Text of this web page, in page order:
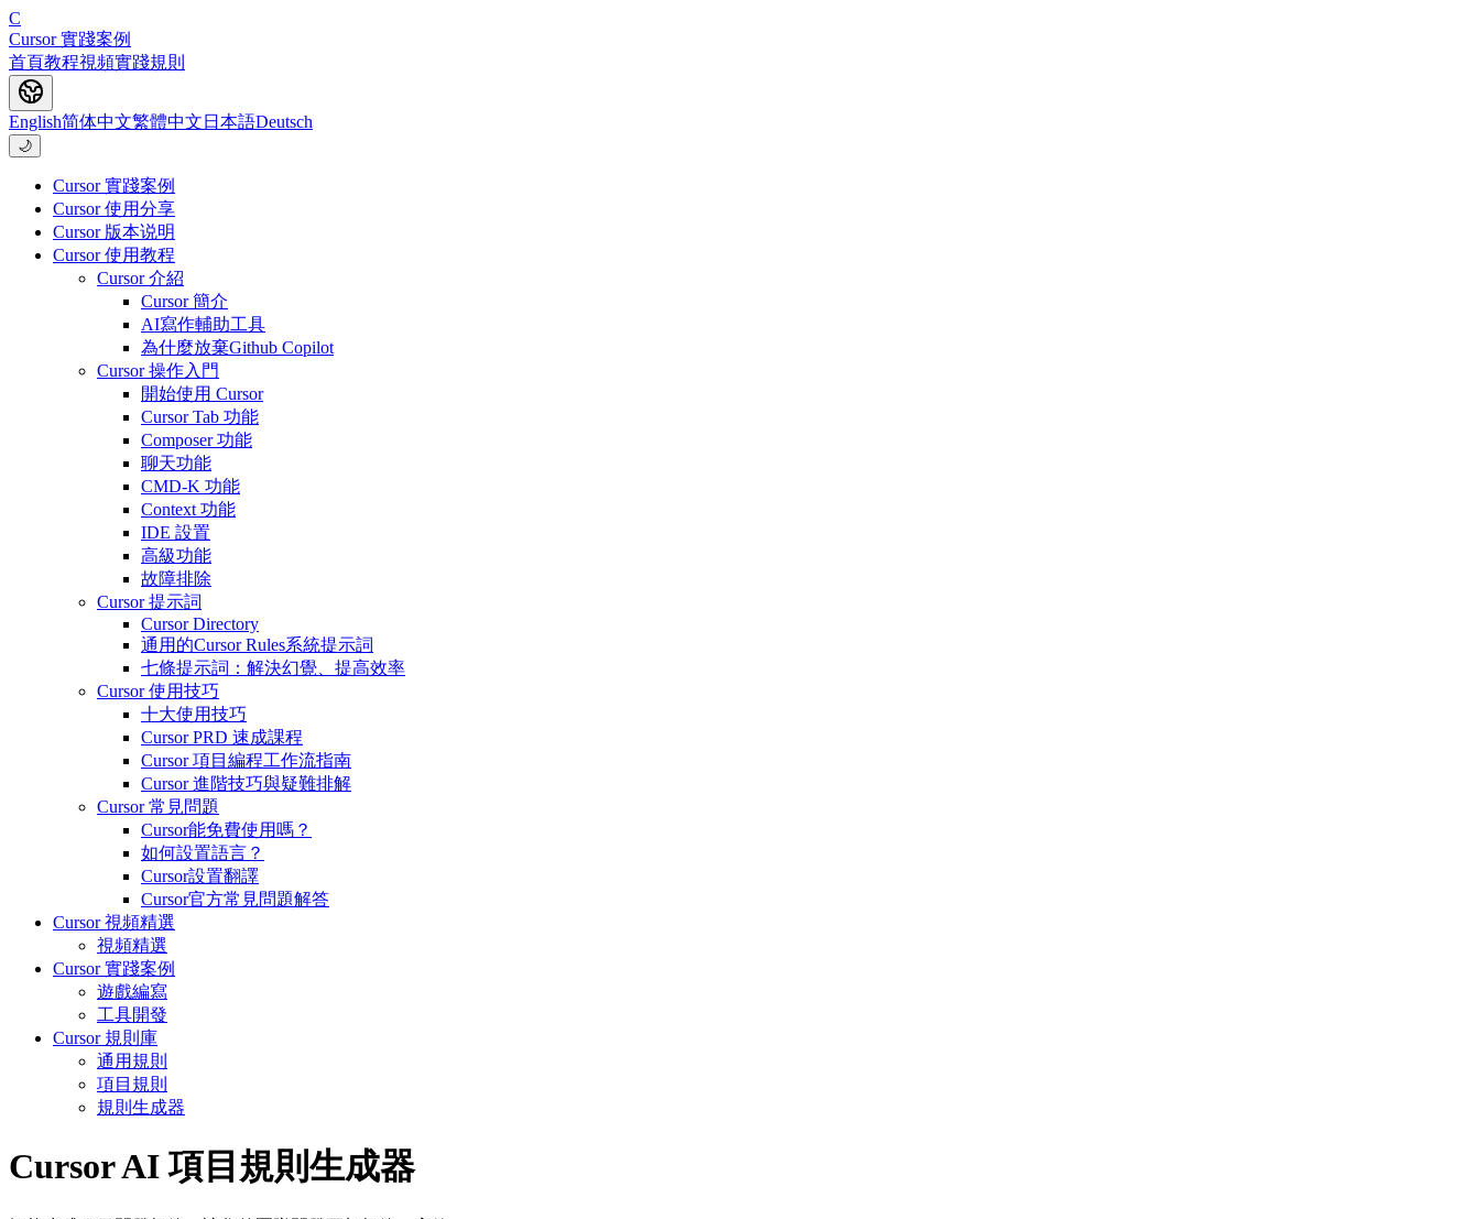
C
Cursor 實踐案例
首頁教程視頻實踐規則
English简体中文繁體中文 日本語Deutsch
🌙
Cursor 實踐案例
Cursor 使用分享
Cursor 版本说明
Cursor 使用教程
Cursor 介紹
Cursor 簡介
AI寫作輔助工具
為什麼放棄Github Copilot
Cursor 操作入門
開始使用 Cursor
Cursor Tab 功能
Composer 功能
聊天功能
CMD-K 功能
Context 功能
IDE 設置
高級功能
故障排除
Cursor 提示詞
Cursor Directory
通用的Cursor Rules系統提示詞
七條提示詞：解決幻覺、提高效率
Cursor 使用技巧
十大使用技巧
Cursor PRD 速成課程
Cursor 項目編程工作流指南
Cursor 進階技巧與疑難排解
Cursor 常見問題
Cursor能免費使用嗎？
如何設置語言？
Cursor設置翻譯
Cursor官方常見問題解答
Cursor 視頻精選
視頻精選
Cursor 實踐案例
遊戲編寫
工具開發
Cursor 規則庫
通用規則
項目規則
規則生成器
Cursor AI 項目規則生成器